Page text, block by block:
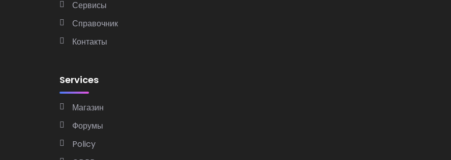
Сервисы
Справочник
Контакты
Services
Магазин
Форумы
Policy